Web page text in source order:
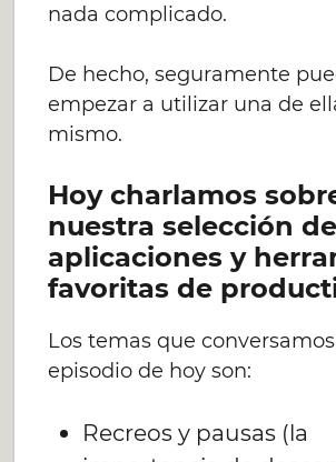
nada complicado.
De hecho, seguramente
empezar a utilizar una de
mismo.
Hoy charlamos
nuestra selección de
aplicaciones y
favoritas de
Los temas que conversamos
episodio de hoy son:
Recreos y pausas (la